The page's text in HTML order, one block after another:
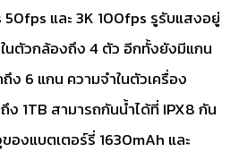
และ 3K 100fps รูรับแสงอยู่
นตัวกล้องถึง 4 ตัว อีกทั้งยังมีแกน
6 แกน ความจำในตัวเครื่อง
1TB สามารถกันน้ำได้ที่ IPX8 กัน
องแบตเตอร์รี่ 1630mAh และ